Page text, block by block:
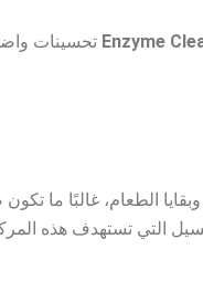
Enzyme تحسينات
الطعام، غالبًا ما تكون
التي تستهدف هذه